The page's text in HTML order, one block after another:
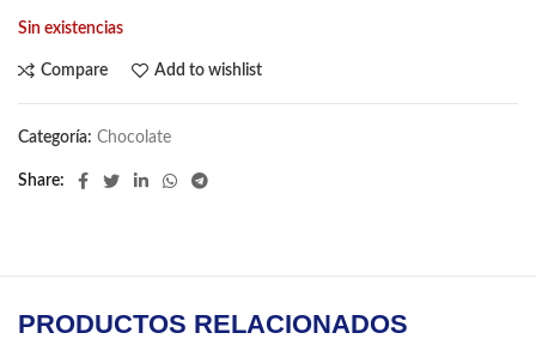
Sin existencias
Compare Add to wishlist
Categoría: Chocolate
Share
PRODUCTOS RELACIONADOS